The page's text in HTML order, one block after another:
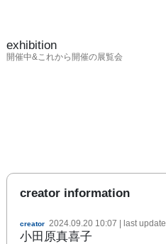
exhibition
開催中&これから開催の展覧会
creator information
creator 2024.09.20 10:07 | last update
小田原真喜子